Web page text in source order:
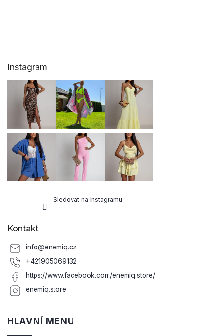
Instagram
Sledovat na Instagramu
Kontakt
info@enemiq.cz
+421905069132
https://www.facebook.com/enemiq.store/
enemiq.store
HLAVNÍ MENU